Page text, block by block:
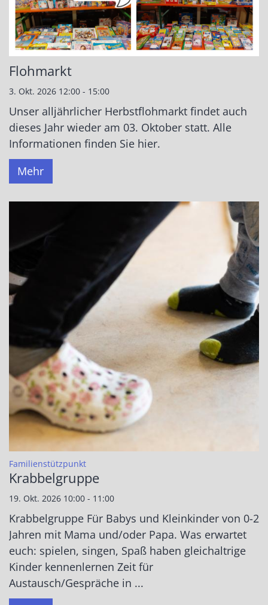
Flohmarkt
3. Okt. 2026 12:00 - 15:00
Unser alljährlicher Herbstflohmarkt findet auch
dieses Jahr wieder am 03. Oktober statt. Alle
Informationen finden Sie hier.
Mehr
Familienstützpunkt:
Krabbelgruppe
19. Okt. 2026 10:00 - 11:00
Krabbelgruppe Für Babys und Kleinkinder von 0-2
Jahren mit Mama und/oder Papa. Was erwartet
euch: spielen, singen, Spaß haben gleichaltrige
Kinder kennenlernen Zeit für
Austausch/Gespräche in ...